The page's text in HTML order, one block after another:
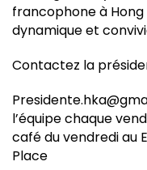
francophone à Hong
dynamique et
Contactez la
l’équipe chaque
café du vendredi au
Place